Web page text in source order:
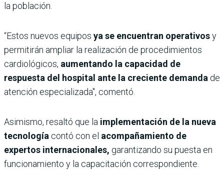
la población.
“Estos nuevos equipos ya se encuentran operativosy
permitirán ampliar la realización de procedimientos
cardiológicos, aumentando la capacidad de
respuesta del hospital ante la creciente demanda de
atención especializada", comentó.
Asimismo, resaltó que la implementación de la nueva
tecnología contó con el acompañamiento de
expertos internacionales, garantizando su puesta en
funcionamiento y la capacitación correspondiente.